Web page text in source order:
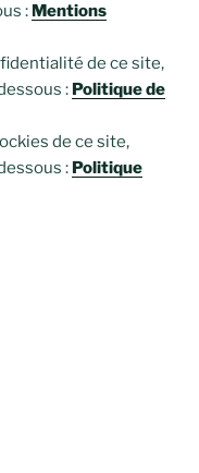
: Mentions
de ce site,
: Politique de
de ce site,
: Politique